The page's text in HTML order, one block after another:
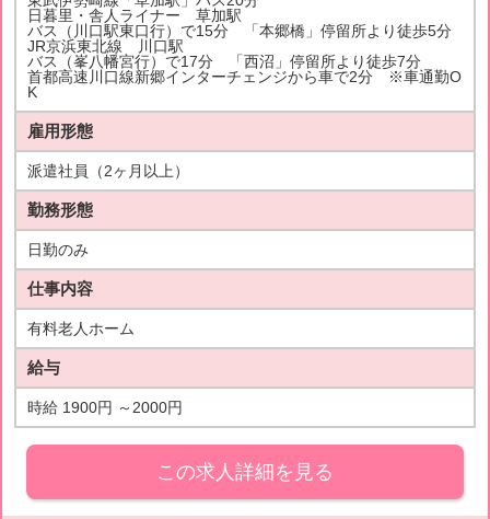
日暮里・舎人ライナー 草加駅
バス（川口駅東口行）で15分 「本郷橋」停留所より徒歩5分
JR京浜東北線 川口駅
バス（峯八幡宮行）で17分 「西沼」停留所より徒歩7分
首都高速川口線新郷インターチェンジから車で2分 ※車通勤O
K
雇用形態
派遣社員（2ヶ月以上）
勤務形態
日勤のみ
仕事内容
有料老人ホーム
給与
時給 1900円 ～2000円
この求人詳細を見る